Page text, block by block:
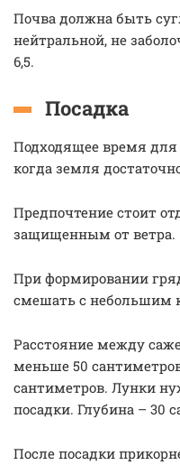
Почва должна быть
нейтральной, не
6,5.
Посадка
Подходящее время для
когда земля
Предпочтение стоит
защищенным от ветра.
При формировании
смешать с небольшим
Расстояние между
меньше 50
сантиметров. Лунки
посадки. Глубина – 30
После посадки